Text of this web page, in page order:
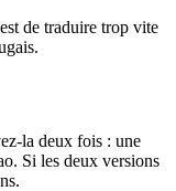
de traduire trop vite
la deux fois : une
Si les deux versions